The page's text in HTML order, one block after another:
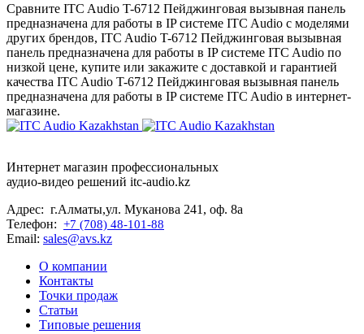
Сравните ITC Audio T-6712 Пейджинговая вызывная панель
предназначена для работы в IP системе ITC Audio с моделями
других брендов, ITC Audio T-6712 Пейджинговая вызывная
панель предназначена для работы в IP системе ITC Audio по
низкой цене, купите или закажите с доставкой и гарантией
качества ITC Audio T-6712 Пейджинговая вызывная панель
предназначена для работы в IP системе ITC Audio в интернет-
магазине.
Интернет магазин профессиональных
аудио-видео решений itc-audio.kz
Адрес: г.Алматы,ул. Муканова 241, оф. 8а
Телефон: +7 (708) 48-101-88
Email: sales@avs.kz
О компании
Контакты
Точки продаж
Статьи
Типовые решения